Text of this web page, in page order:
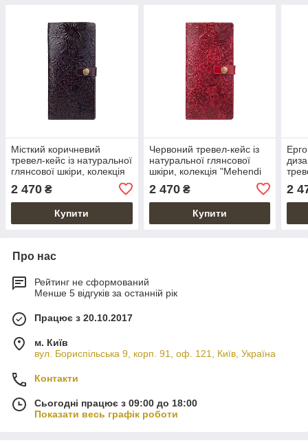
Місткий коричневий
тревел-кейс із натуральної
глянсової шкіри, колекція
2 470 ₴
Купити
Червоний тревел-кейс із
натуральної глянсової
шкіри, колекція "Mehendi
2 470₴
Купити
2
Про нас
Рейтинг не сформований
Менше 5 відгуків за останній рік
Працює з 20.10.2017
м. Київ
вул. Бориспільська 9, корп. 91, оф. 121, Київ, Україна
Контакти
Сьогодні працює з 09:00 до 18:00
Показати весь графік роботи